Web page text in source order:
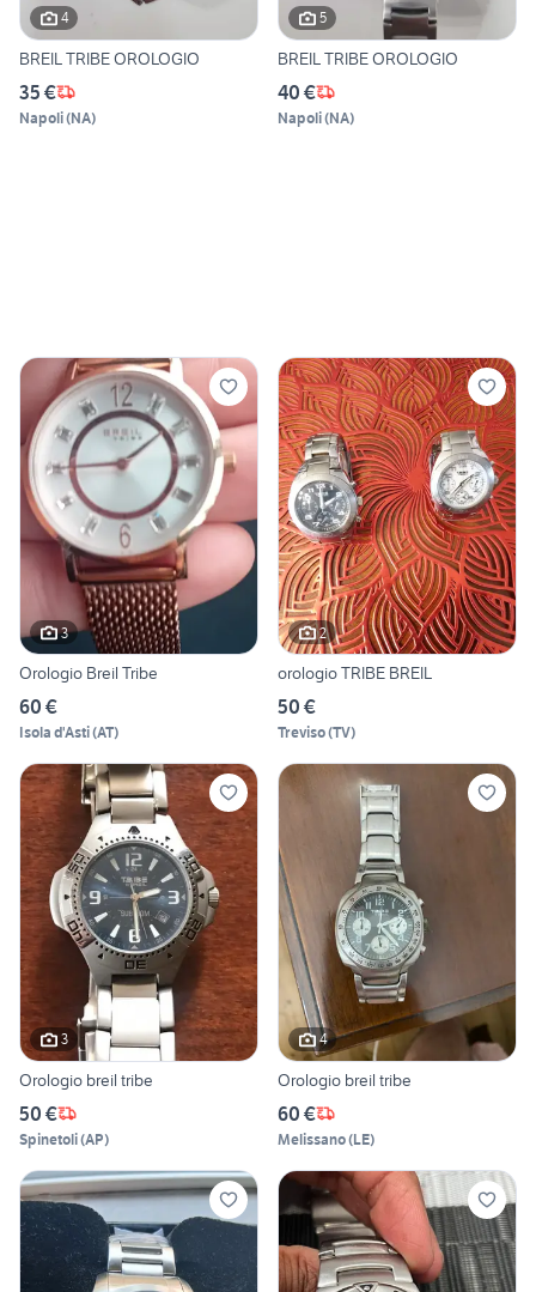
4
BREIL TRIBE OROLOGIO
35 €
Napoli(NA)
5
BREIL TRIBE OROLOGIO
40 €
Napoli(NA)
3
Orologio Breil Tribe
60 €
Isola d'Asti(AT)
2
orologio TRIBE BREIL
50 €
Treviso(TV)
3
Orologio breil tribe
50 €
Spinetoli(AP)
4
Orologio breil tribe
60 €
Melissano(LE)